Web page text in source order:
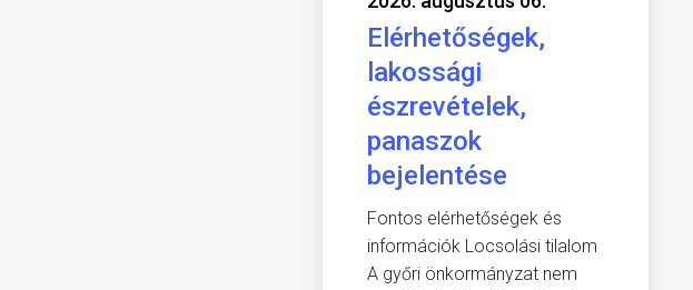
Elérhetőségek,
lakossági
észrevételek,
panaszok
bejelentése
Fontos elérhetőségek és
információk Locsolási tilalom
A győri önkormányzat nem